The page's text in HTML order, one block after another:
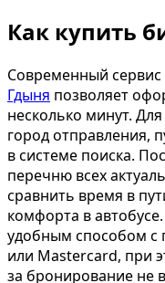
Как купить
Современный сервис
Гдыня позволяет
несколько минут.
город отправления,
в системе поиска.
перечню всех
сравнить время в
комфорта в
удобным способом с
или Mastercard, при
за бронирование не